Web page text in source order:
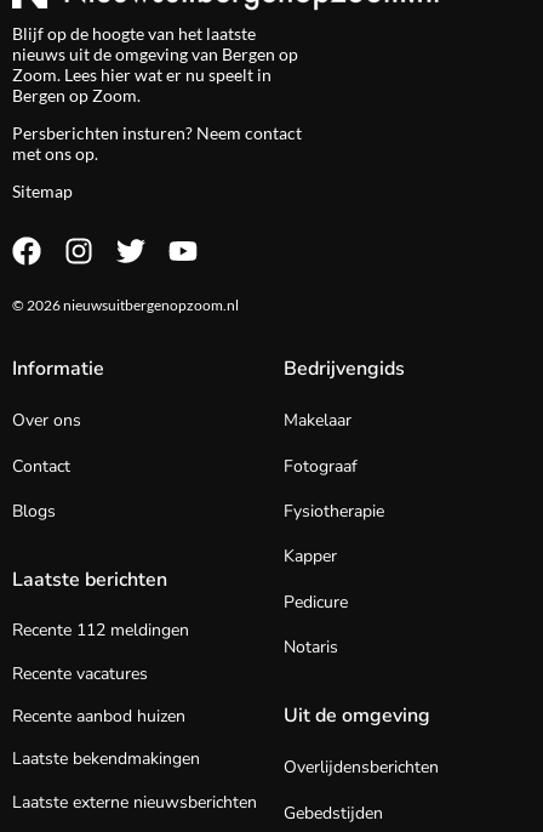
Blijf op de hoogte van het laatste
nieuws uit de omgeving van Bergen op
Zoom. Lees hier wat er nu speelt in
Bergen op Zoom.
Persberichten insturen? Neem contact
met ons op.
Sitemap
© 2026 nieuwsuitbergenopzoom.nl
Informatie
Over ons
Contact
Blogs
Laatste berichten
Recente 112 meldingen
Recente vacatures
Recente aanbod huizen
Laatste bekendmakingen
Laatste externe nieuwsberichten
Bedrijvengids
Makelaar
Fotograaf
Fysiotherapie
Kapper
Pedicure
Notaris
Uit de omgeving
Overlijdensberichten
Gebedstijden